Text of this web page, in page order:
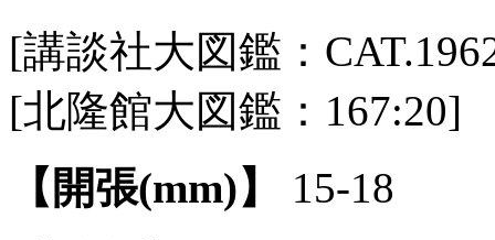
[講談社大図鑑：
[北隆館大図鑑：167:20]
【開張(mm)】
15-18